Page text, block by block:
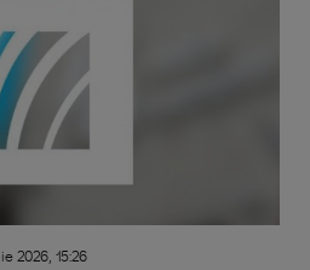
2026, 15:26